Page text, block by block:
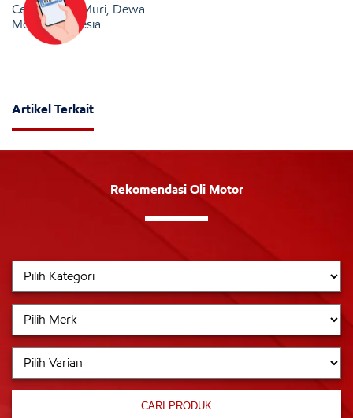
Cetak Rekor Muri, Dewa
Motor Indonesia
Artikel Terkait
Rekomendasi Oli Motor
CARI PRODUK